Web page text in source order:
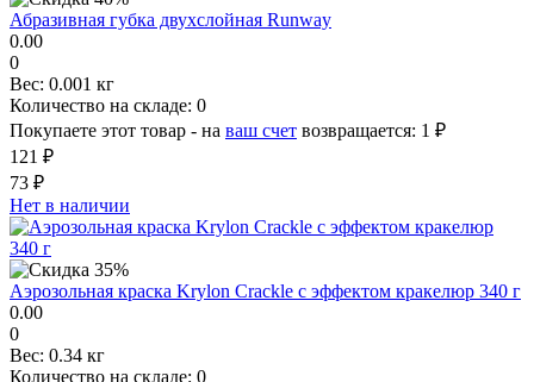
Абразивная губка двухслойная Runway
0.00
0
Вес: 0.001 кг
Количество на складе: 0
Покупаете этот товар - на ваш счет возвращается: 1 ₽
121 ₽
73 ₽
Нет в наличии
Аэрозольная краска Krylon Crackle с эффектом кракелюр 340 г
0.00
0
Вес: 0.34 кг
Количество на складе: 0